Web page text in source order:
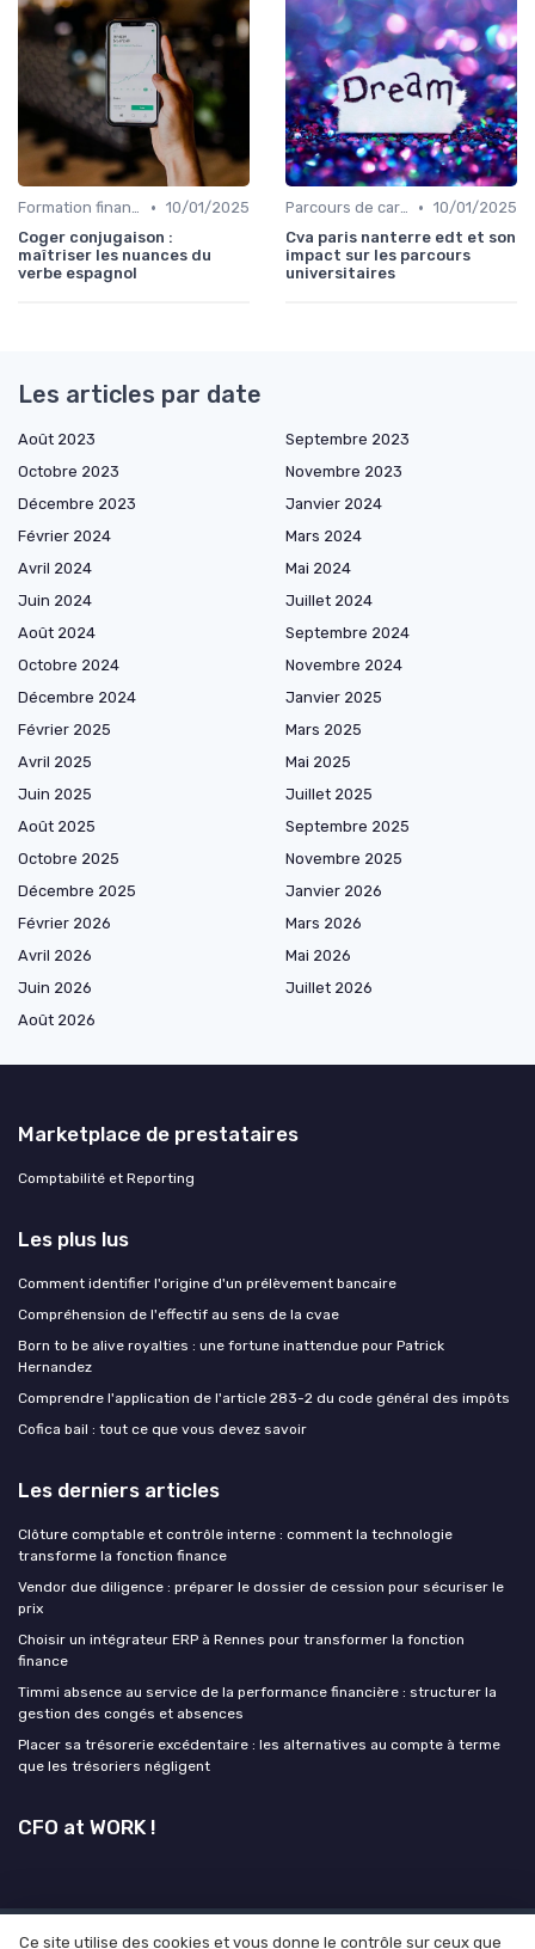
Formation finance & upskilling • 10/01/2025
Coger conjugaison :
maîtriser les nuances du
verbe espagnol
Parcours de carrière en finance • 10/01/2025
Cva paris nanterre edt et son
impact sur les parcours
universitaires
Les articles par date
Août 2023
Septembre 2023
Octobre 2023
Novembre 2023
Décembre 2023
Janvier 2024
Février 2024
Mars 2024
Avril 2024
Mai 2024
Juin 2024
Juillet 2024
Août 2024
Septembre 2024
Octobre 2024
Novembre 2024
Décembre 2024
Janvier 2025
Février 2025
Mars 2025
Avril 2025
Mai 2025
Juin 2025
Juillet 2025
Août 2025
Septembre 2025
Octobre 2025
Novembre 2025
Décembre 2025
Janvier 2026
Février 2026
Mars 2026
Avril 2026
Mai 2026
Juin 2026
Juillet 2026
Août 2026
Marketplace de prestataires
Comptabilité et Reporting
Les plus lus
Comment identifier l'origine d'un prélèvement bancaire
Compréhension de l'effectif au sens de la cvae
Born to be alive royalties : une fortune inattendue pour Patrick
Hernandez
Comprendre l'application de l'article 283-2 du code général des impôts
Cofica bail : tout ce que vous devez savoir
Les derniers articles
Clôture comptable et contrôle interne : comment la technologie
transforme la fonction finance
Vendor due diligence : préparer le dossier de cession pour sécuriser le
prix
Choisir un intégrateur ERP à Rennes pour transformer la fonction
finance
Timmi absence au service de la performance financière : structurer la
gestion des congés et absences
Placer sa trésorerie excédentaire : les alternatives au compte à terme
que les trésoriers négligent
CFO at WORK !
Ce site utilise des cookies et vous donne le contrôle sur ceux que